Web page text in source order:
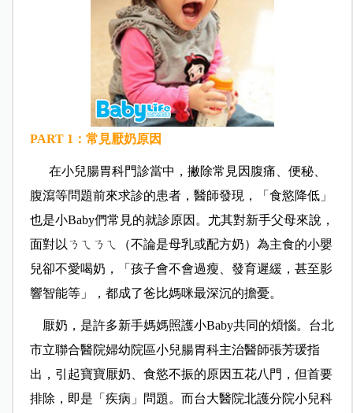
PART 1 ：常見厭奶原因
在小兒腸胃科門診當中，撇除常見因腹痛、便秘、
腹瀉等問題前來求診的患者，醫師發現，「食慾降低」
也是小Baby們常見的就診原因。尤其對新手父母來說，
面對以ㄋㄟㄋㄟ（不論是母乳或配方奶）為主食的小嬰
兒卻不愛喝奶，「孩子會不會過瘦、發育遲緩，甚至影
響智能等」，都成了爸比媽咪最深沉的擔憂。
厭奶，是許多新手媽媽照護小Baby共同的煩惱。台北
市立聯合醫院婦幼院區小兒腸胃科主治醫師張芳瑗指
出，引起寶寶厭奶、食慾不振的原因五花八門，但首要
排除，即是「疾病」問題。而台大醫院北護分院小兒科